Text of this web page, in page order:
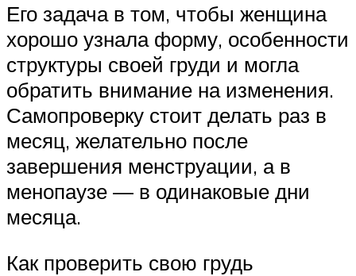
Его задача в том, чтобы женщина
хорошо узнала форму, особенности
структуры своей груди и могла
обратить внимание на изменения.
Самопроверку стоит делать раз в
месяц, желательно после
завершения менструации, а в
менопаузе — в одинаковые дни
месяца.
Как проверить свою грудь